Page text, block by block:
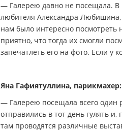
— Галерею давно не посещала. В
любителя Александра
нам было интересно посмотреть
приятно, что тогда их смогли
запечатлеть его на фото. Если у
Яна Гафиятуллина, парикмахер:
— Галерею посещала всего один
отправились в тот день гулять
там проводятся различные